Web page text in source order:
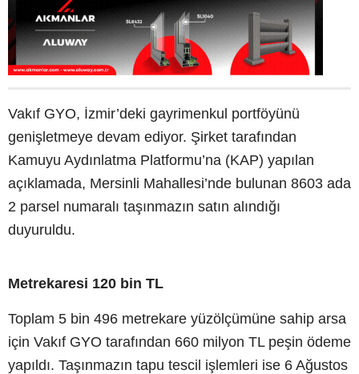
Vakıf GYO, İzmir’deki gayrimenkul portföyünü
genişletmeye devam ediyor. Şirket tarafından
Kamuyu Aydınlatma Platformu’na (KAP) yapılan
açıklamada, Mersinli Mahallesi’nde bulunan 8603 ada
2 parsel numaralı taşınmazın satın alındığı
duyuruldu.
Metrekaresi 120 bin TL
Toplam 5 bin 496 metrekare yüzölçümüne sahip arsa
için Vakıf GYO tarafından 660 milyon TL peşin ödeme
yapıldı. Taşınmazın tapu tescil işlemleri ise 6 Ağustos